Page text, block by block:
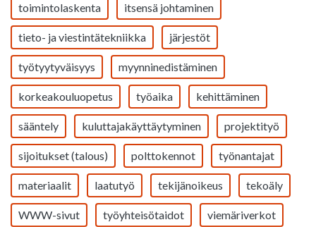
toimintolaskenta itsensä johtaminen
tieto- ja viestintätekniikka järjestöt
työtyytyväisyys myynninedistäminen
korkeakouluopetus työaika kehittäminen
sääntely kuluttajakäyttäytyminen projektityö
sijoitukset (talous) polttokennot työnantajat
materiaalit laatutyö tekijänoikeus tekoäly
WWW-sivut työyhteisötaidot viemäriverkot